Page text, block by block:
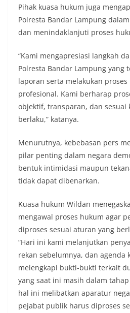
Pihak kuasa hukum juga
Polresta Bandar Lampung
dan menindaklanjuti proses
“Kami mengapresiasi langkah
Polresta Bandar Lampung yang
laporan serta melakukan
profesional. Kami berharap
objektif, transparan, dan sesuai
berlaku,” katanya.
Menurutnya, kebebasan pers
pilar penting dalam negara
bentuk intimidasi maupun
tidak dapat dibenarkan.
Kuasa hukum Wildan
mengawal proses hukum agar
diproses sesuai aturan yang
“Hari ini kami melanjutkan
rekan sebelumnya, dan agenda
melengkapi bukti-bukti terkait
yang saat ini masih dalam
hal ini melibatkan aparatur
pejabat publik harus diproses